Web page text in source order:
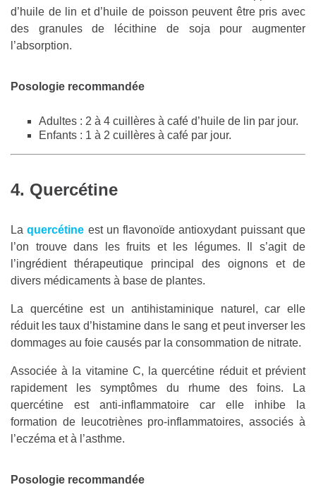
d’huile de lin et d’huile de poisson peuvent être pris avec
des granules de lécithine de soja pour augmenter
l’absorption.
Posologie recommandée
Adultes : 2 à 4 cuillères à café d’huile de lin par jour.
Enfants : 1 à 2 cuillères à café par jour.
4. Quercétine
Laquercétine est un flavonoïde antioxydant puissant que
l’on trouve dans les fruits et les légumes. Il s’agit de
l’ingrédient thérapeutique principal des oignons et de
divers médicaments à base de plantes.
La quercétine est un antihistaminique naturel, car elle
réduit les taux d’histamine dans le sang et peut inverser les
dommages au foie causés par la consommation de nitrate.
Associée à la vitamine C, la quercétine réduit et prévient
rapidement les symptômes du rhume des foins. La
quercétine est anti-inflammatoire car elle inhibe la
formation de leucotriènes pro-inflammatoires, associés à
l’eczéma et à l’asthme.
Posologie recommandée